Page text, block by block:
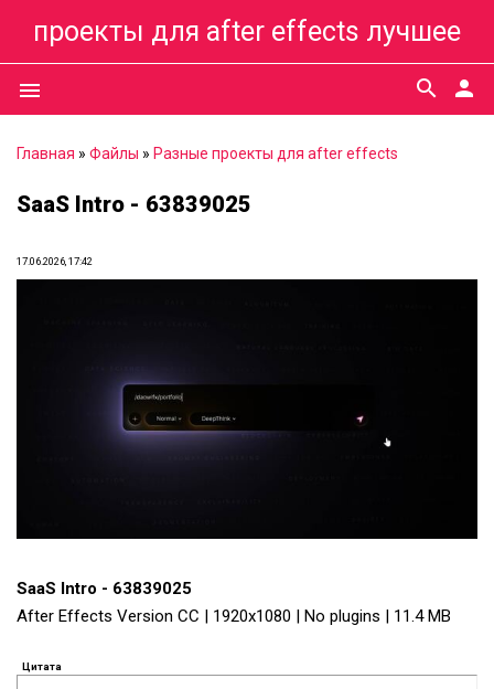
проекты для after effects лучшее
menu person
search
Главная » Файлы » Разные проекты для after effects
SaaS Intro - 63839025
17.06.2026, 17:42
SaaS Intro - 63839025
After Effects Version CC | 1920x1080 | No plugins | 11.4 MB
Цитата